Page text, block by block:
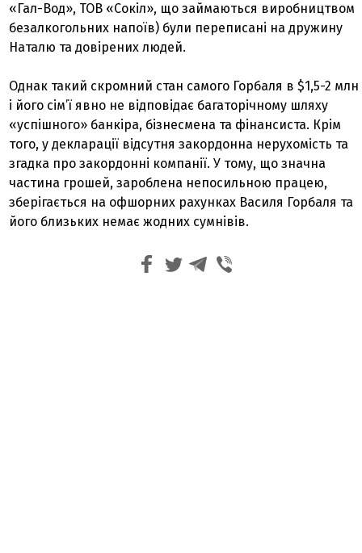
«Гал-Вод», ТОВ «Сокіл», що займаються виробництвом
безалкогольних напоїв) були переписані на дружину
Наталю та довірених людей.
Однак такий скромний стан самого Горбаля в $1,5-2 млн
і його сім’ї явно не відповідає багаторічному шляху
«успішного» банкіра, бізнесмена та фінансиста. Крім
того, у декларації відсутня закордонна нерухомість та
згадка про закордонні компанії. У тому, що значна
частина грошей, зароблена непосильною працею,
зберігається на офшорних рахунках Василя Горбаля та
його близьких немає жодних сумнівів.